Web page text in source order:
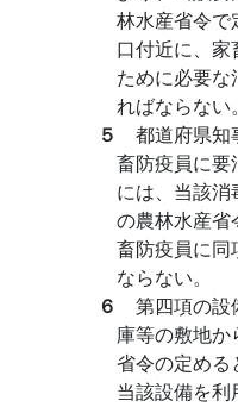
林水産省令で
口付近に、
ために必要
ればならない。
５ 都道府県知
畜防疫員に要
には、当該
の農林水産省
畜防疫員に同
ならない。
６ 第四項の設
庫等の敷地
省令の定める
当該設備を